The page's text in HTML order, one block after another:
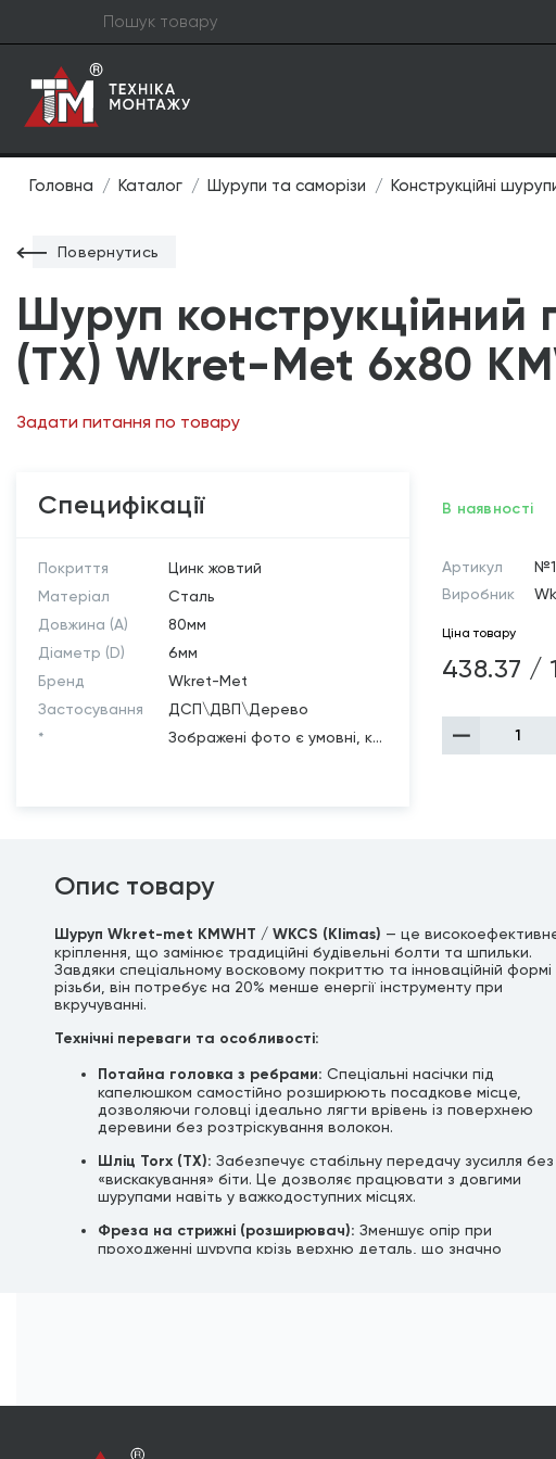
Головна Каталог Шурупи та саморізи Конструкційні
Повернутись
Шуруп конструкційний
(TX) Wkret-Met 6х80
Задати питання по товару
Специфікації
Покриття
Цинк жовтий
Матеріал
Сталь
Довжина (A)
80мм
Діаметр (D)
6мм
Бренд
Wkret-Met
Застосування
ДСП\ДВП\Дерево
*
Зображені фото є умовні, к...
В наявності
Артикул
Виробник
Ціна товару
438.37 /
Опис товару
Шуруп Wkret-met KMWHT / WKCS (Klimas) — це
кріплення, що замінює традиційні будівельні болти та шпильки.
Завдяки спеціальному восковому покриттю та інноваційній формі
різьби, він потребує на 20% менше енергії інструменту при
вкручуванні.
Технічні переваги та особливості:
Потайна головка з ребрами: Спеціальні насічки під
капелюшком самостійно розширюють посадкове місце,
дозволяючи головці ідеально лягти врівень із поверхнею
деревини без розтріскування волокон.
Шліц Torx (TX): Забезпечує стабільну передачу зусилля без
«вискакування» біти. Це дозволяє працювати з довгими
шурупами навіть у важкодоступних місцях.
Фреза на стрижні (розширювач): Зменшує опір при
проходженні шурупа крізь верхню деталь, що значно
Захисне покриття:Жовтий цинк забезпечує високу